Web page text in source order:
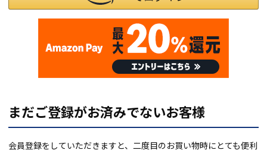
まだご登録がお済みでないお客様
会員登録をしていただきますと、二度目のお買い物時にとても便利